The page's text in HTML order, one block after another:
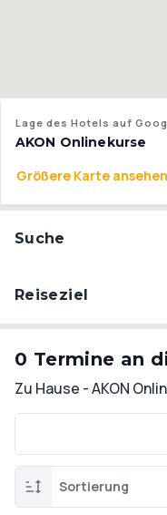
Lage des Hotels auf
AKON Onlinekurse
Größere Karte
Suche
Reiseziel
0 Termine an
Zu Hause - AKON
Sortierung